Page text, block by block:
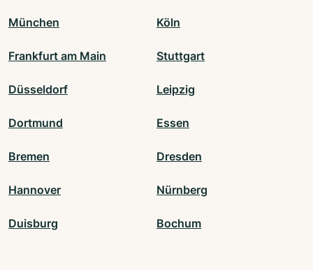
München Köln
Frankfurt am Main Stuttgart
Düsseldorf Leipzig
Dortmund Essen
Bremen Dresden
Hannover Nürnberg
Duisburg Bochum